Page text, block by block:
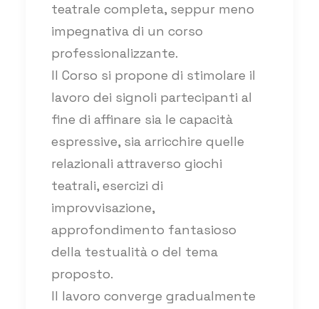
teatrale completa, seppur meno
impegnativa di un corso
professionalizzante.
Il Corso si propone di stimolare il
lavoro dei signoli partecipanti al
fine di affinare sia le capacità
espressive, sia arricchire quelle
relazionali attraverso giochi
teatrali, esercizi di
improvvisazione,
approfondimento fantasioso
della testualità o del tema
proposto.
Il lavoro converge gradualmente